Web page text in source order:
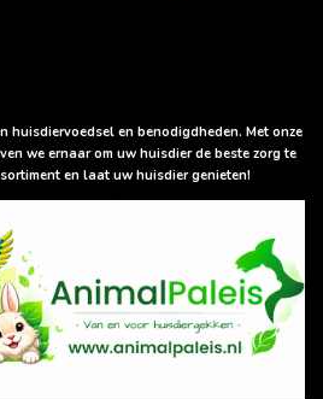
huisdiervoedsel en benodigdheden. Met onze
we ernaar om uw huisdier de beste zorg te
en laat uw huisdier genieten!